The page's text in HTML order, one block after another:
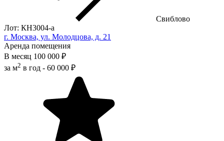
Свиблово
Лот: КН3004-a
г. Москва, ул. Молодцова, д. 21
Аренда помещения
В месяц 100 000 ₽
за м2 в год - 60 000 ₽